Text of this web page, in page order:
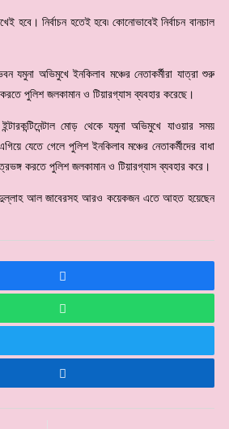
হবে। নির্বাচন হতেই হবে৷ কোনোভাবেই নির্বাচন বানচাল
যমুনা অভিমুখে ইনকিলাব মঞ্চের নেতাকর্মীরা যাত্রা শুরু
পুলিশ জলকামান ও টিয়ারগ্যাস ব্যবহার করেছে।
মোড় থেকে যমুনা অভিমুখে যাওয়ার সময়
যেতে গেলে পুলিশ ইনকিলাব মঞ্চের নেতাকর্মীদের বাধা
করতে পুলিশ জলকামান ও টিয়ারগ্যাস ব্যবহার করে।
আল জাবেরসহ আরও কয়েকজন এতে আহত হয়েছেন